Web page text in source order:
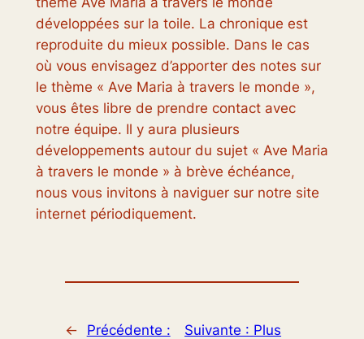
développées sur la toile. La chronique est
reproduite du mieux possible. Dans le cas
où vous envisagez d’apporter des notes sur
le thème « Ave Maria à travers le monde »,
vous êtes libre de prendre contact avec
notre équipe. Il y aura plusieurs
développements autour du sujet « Ave Maria
à travers le monde » à brève échéance,
nous vous invitons à naviguer sur notre site
internet périodiquement.
←
Précédente :
Suivante : Plus